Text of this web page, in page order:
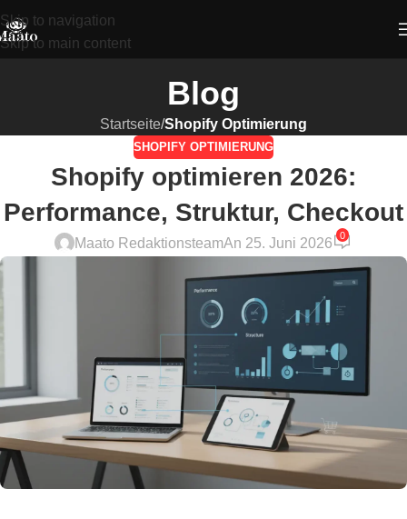
Skip to navigation
Skip to main content
Blog
Startseite/Shopify Optimierung
SHOPIFY OPTIMIERUNG
Shopify optimieren 2026:
Performance, Struktur, Checkout
Maato RedaktionsteamAn 25. Juni 2026
0